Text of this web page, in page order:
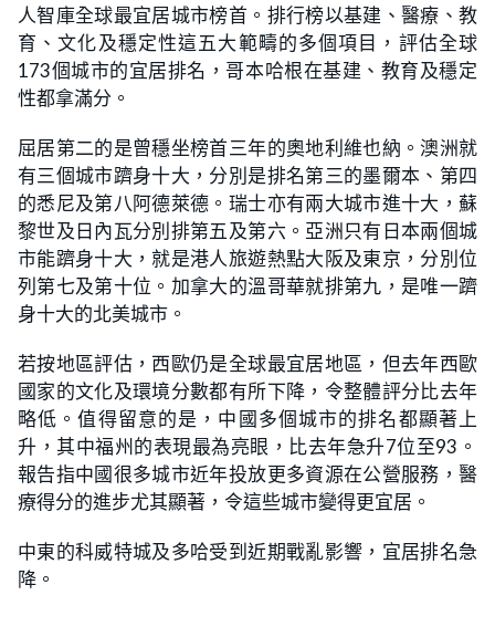
人智庫全球最宜居城市榜首。排行榜以基建、醫療、教
育、文化及穩定性這五大範疇的多個項目，評估全球
173個城市的宜居排名，哥本哈根在基建、教育及穩定
性都拿滿分。
屈居第二的是曾穩坐榜首三年的奧地利維也納。澳洲就
有三個城市躋身十大，分別是排名第三的墨爾本、第四
的悉尼及第八阿德萊德。瑞士亦有兩大城市進十大，蘇
黎世及日內瓦分別排第五及第六。亞洲只有日本兩個城
市能躋身十大，就是港人旅遊熱點大阪及東京，分別位
列第七及第十位。加拿大的溫哥華就排第九，是唯一躋
身十大的北美城市。
若按地區評估，西歐仍是全球最宜居地區，但去年西歐
國家的文化及環境分數都有所下降，令整體評分比去年
略低。值得留意的是，中國多個城市的排名都顯著上
升，其中福州的表現最為亮眼，比去年急升7位至93。
報告指中國很多城市近年投放更多資源在公營服務，醫
療得分的進步尤其顯著，令這些城市變得更宜居。
中東的科威特城及多哈受到近期戰亂影響，宜居排名急
降。